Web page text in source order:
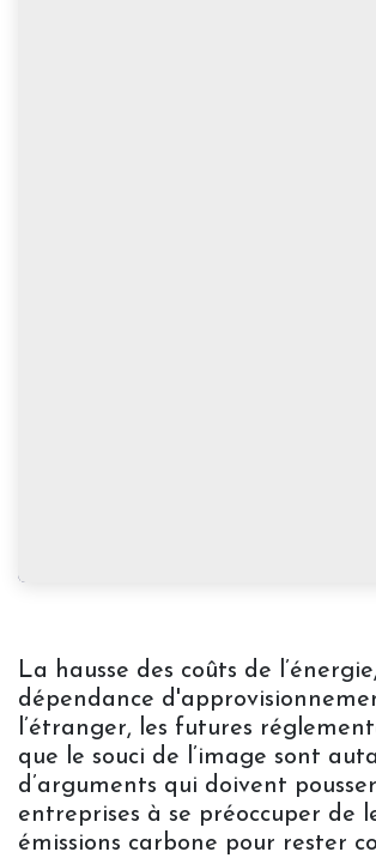
La hausse des coûts de
dépendance
l’étranger, les futures
que le souci de l’image sont
d’arguments qui doivent
entreprises à se préoccuper de
émissions carbone pour rester